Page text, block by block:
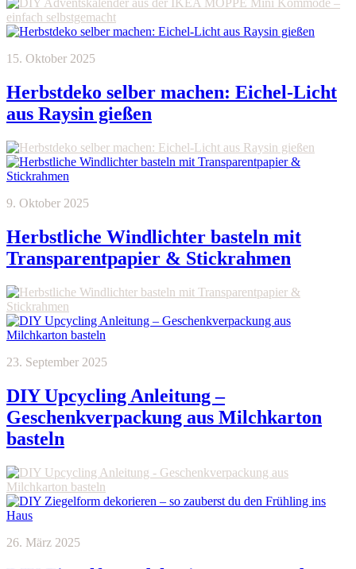
15. Oktober 2025
Herbstdeko selber machen: Eichel-Licht
aus Raysin gießen
9. Oktober 2025
Herbstliche Windlichter basteln mit
Transparentpapier & Stickrahmen
23. September 2025
DIY Upcycling Anleitung –
Geschenkverpackung aus Milchkarton
basteln
26. März 2025